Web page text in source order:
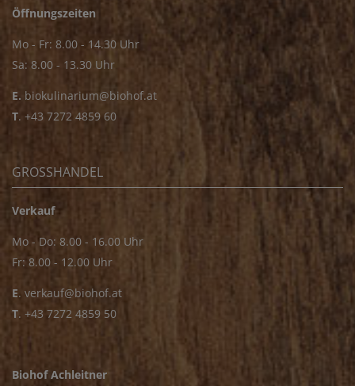
Öffnungszeiten
Mo - Fr: 8.00 - 14.30 Uhr
Sa: 8.00 - 13.30 Uhr
E. biokulinarium@biohof.at
T. +43 7272 4859 60
GROSSHANDEL
Verkauf
Mo - Do: 8.00 - 16.00 Uhr
Fr: 8.00 - 12.00 Uhr
E. verkauf@biohof.at
T. +43 7272 4859 50
Biohof Achleitner